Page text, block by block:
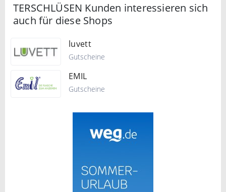
TERSCHLÜSEN Kunden interessieren sich
auch für diese Shops
luvett
Gutscheine
EMIL
Gutscheine